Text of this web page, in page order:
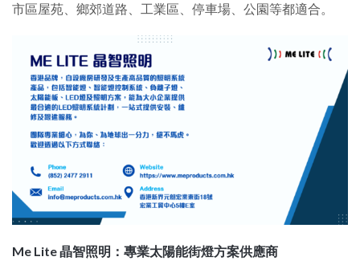
市區屋苑、鄉郊道路、工業區、停車場、公園等都適合。
Me Lite 晶智照明：專業太陽能街燈方案供應商